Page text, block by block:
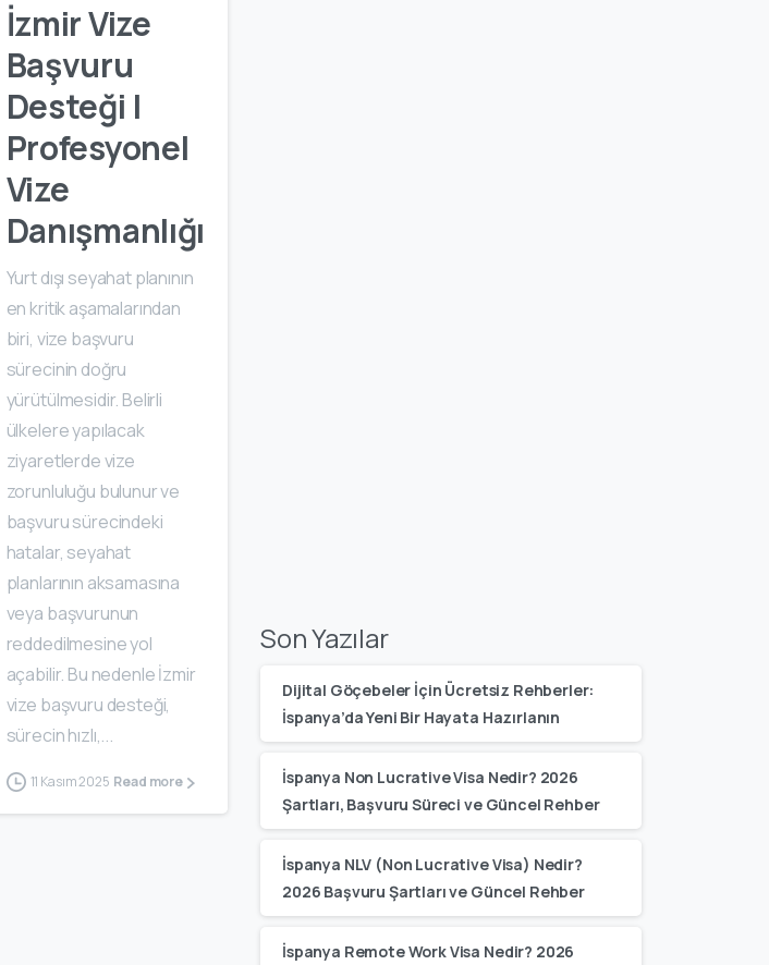
İzmir Vize
Başvuru
Desteği |
Profesyonel
Vize
Danışmanlığı
Yurt dışı seyahat planının
en kritik aşamalarından
biri, vize başvuru
sürecinin doğru
yürütülmesidir. Belirli
ülkelere yapılacak
ziyaretlerde vize
zorunluluğu bulunur ve
başvuru sürecindeki
hatalar, seyahat
planlarının aksamasına
veya başvurunun
reddedilmesine yol
açabilir. Bu nedenle İzmir
vize başvuru desteği,
sürecin hızlı,...
11 Kasım 2025 Read more
Son Yazılar
Dijital Göçebeler İçin Ücretsiz Rehberler:
İspanya’da Yeni Bir Hayata Hazırlanın
İspanya Non Lucrative Visa Nedir? 2026
Şartları, Başvuru Süreci ve Güncel Rehber
İspanya NLV (Non Lucrative Visa) Nedir?
2026 Başvuru Şartları ve Güncel Rehber
İspanya Remote Work Visa Nedir? 2026